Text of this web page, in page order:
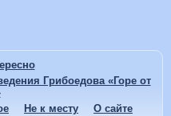
Грибоедова «Горе от
Не к месту
О сайте